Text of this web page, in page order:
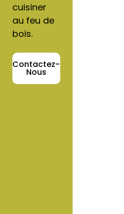
cuisiner
au feu de
bois.
Contactez-
Nous